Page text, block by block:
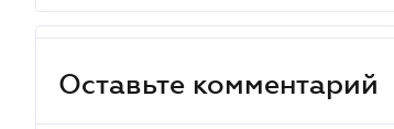
Оставьте комментарий